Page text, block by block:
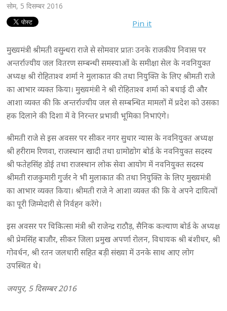
सोम, 5 दिसम्बर 2016
Pin it
मुख्यमंत्री श्रीमती वसुन्धरा राजे से सोमवार प्रातः उनके राजकीय निवास पर
अन्तर्राज्यीय जल वितरण सम्बन्धी समस्याओं के समीक्षा सेल के नवनियुक्त
अध्यक्ष श्री रोहिताश्व शर्मा ने मुलाकात की तथा नियुक्ति के लिए श्रीमती राजे
का आभार व्यक्त किया। मुख्यमंत्री ने श्री रोहिताश्व शर्मा को बधाई दी और
आशा व्यक्त की कि अन्तर्राज्यीय जल से सम्बन्धित मामलों में प्रदेश को उसका
हक दिलाने की दिशा में वे निरन्तर प्रभावी भूमिका निभाएंगे।
श्रीमती राजे से इस अवसर पर सीकर नगर सुधार न्यास के नवनियुक्त अध्यक्ष
श्री हरीराम रिणवा, राजस्थान खादी तथा ग्रामोद्योग बोर्ड के नवनियुक्त सदस्य
श्री फतेहसिंह डोई तथा राजस्थान लोक सेवा आयोग में नवनियुक्त सदस्य
श्रीमती राजकुमारी गुर्जर ने भी मुलाकात की तथा नियुक्ति के लिए मुख्यमंत्री
का आभार व्यक्त किया। श्रीमती राजे ने आशा व्यक्त की कि वे अपने दायित्वों
का पूरी जिम्मेदारी से निर्वहन करेंगे।
इस अवसर पर चिकित्सा मंत्री श्री राजेन्द्र राठौड़, सैनिक कल्याण बोर्ड के अध्यक्ष
श्री प्रेमसिंह बाजौर, सीकर जिला प्रमुख अपर्णा रोलन, विधायक श्री बंशीधर, श्री
गोवर्धन, श्री रतन जलधारी सहित बड़ी संख्या में उनके साथ आए लोग
उपस्थित थे।
जयपुर, 5 दिसम्बर 2016